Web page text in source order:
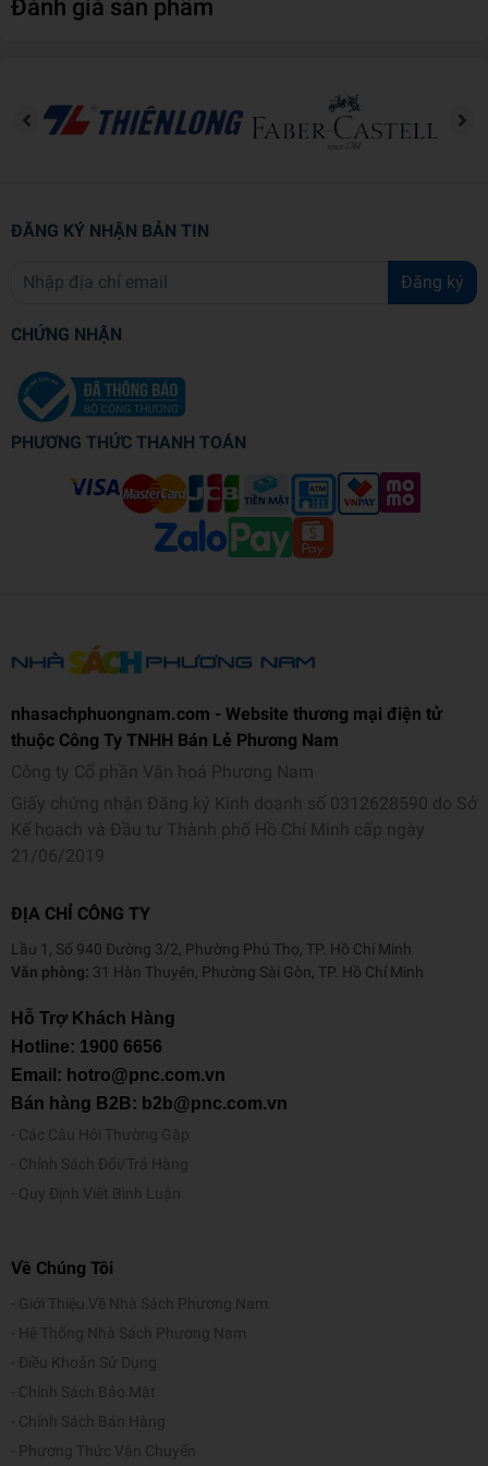
Chất liệu
Đánh giá sản phẩm
ĐĂNG KÝ NHẬN BẢN TIN
Đăng ký
CHỨNG NHẬN
PHƯƠNG THỨC THANH TOÁN
nhasachphuongnam.com - Website thương mại điện tử
thuộc Công Ty TNHH Bán Lẻ Phương Nam
Công ty Cổ phần Văn hoá Phương Nam
Giấy chứng nhận Đăng ký Kinh doanh số 0312628590 do Sở
Kế hoạch và Đầu tư Thành phố Hồ Chí Minh cấp ngày
21/06/2019
ĐỊA CHỈ CÔNG TY
Lầu 1, Số 940 Đường 3/2, Phường Phú Thọ, TP. Hồ Chí Minh
Văn phòng: 31 Hàn Thuyên, Phường Sài Gòn, TP. Hồ Chí Minh
Hỗ Trợ Khách Hàng
Hotline: 1900 6656
Email: hotro@pnc.com.vn
Bán hàng B2B: b2b@pnc.com.vn
Các Câu Hỏi Thường Gặp
Chính Sách Đổi/Trả Hàng
Quy Định Viết Bình Luận
Về Chúng Tôi
Giới Thiệu Về Nhà Sách Phương Nam
Hệ Thống Nhà Sách Phương Nam
Điều Khoản Sử Dụng
Chính Sách Bảo Mật
Chính Sách Bán Hàng
Phương Thức Vận Chuyển